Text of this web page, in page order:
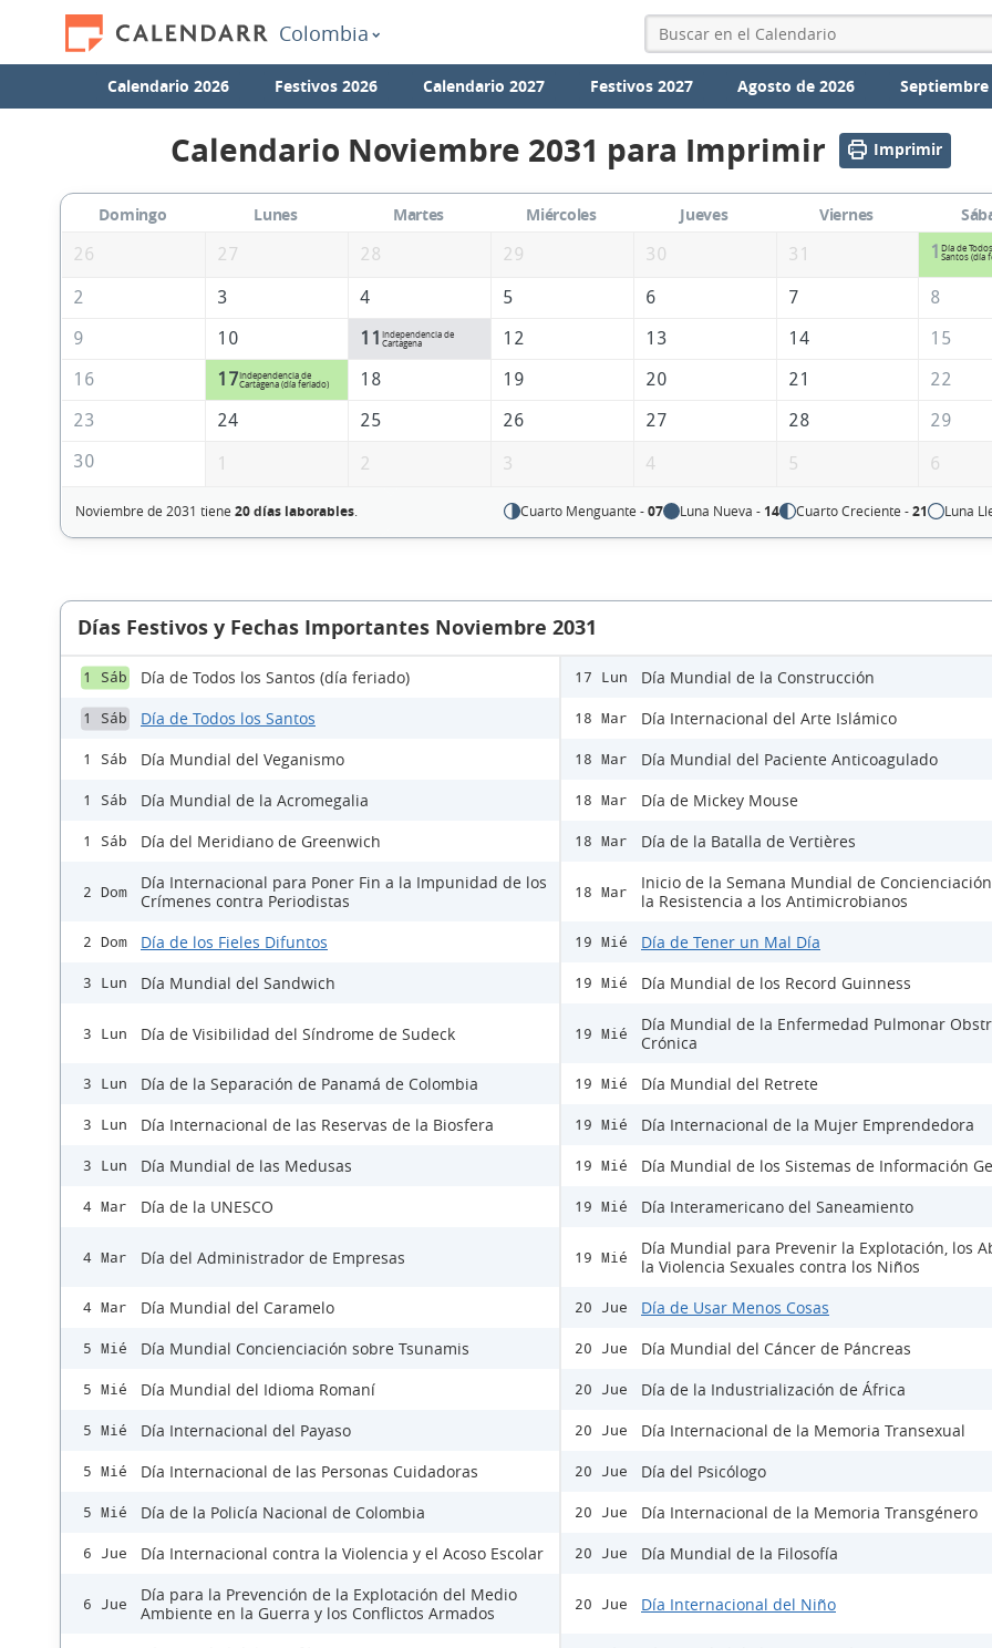
Colombia
Calendario 2026 Festivos 2026 Calendario 2027 Festivos 2027 Agosto de 2026 Septiembre
Calendario Noviembre 2031 para Imprimir Imprimir
Domingo Lunes Martes Miércoles Jueves Viernes
26
27 28 29 30 31 1 Día de
Santos (día
2 3 4 5 6 7
8
9
10 11 Independencia de
Cartagena
12 13 14
15
16
17Independencia de
Cartagena (día feriado)
18 19 20 21
22
23
24 25 26 27 28
29
30
1 2 3 4 5 6
Noviembre de 2031 tiene 20 días laborables. Cuarto Menguante -07 Luna Nueva - 14 Cuarto Creciente -21 Luna
Días Festivos y Fechas Importantes Noviembre 2031
1 Sáb Día de Todos los Santos (día feriado)
1 Sáb Día de Todos los Santos
1 Sáb Día Mundial del Veganismo
1 Sáb Día Mundial de la Acromegalia
1 Sáb Día del Meridiano de Greenwich
2 Dom
Día Internacional para Poner Fin a la Impunidad de los
Crímenes contra Periodistas
2 Dom Día de los Fieles Difuntos
3 Lun Día Mundial del Sandwich
3 Lun Día de Visibilidad del Síndrome de Sudeck
3 Lun Día de la Separación de Panamá de Colombia
3 Lun Día Internacional de las Reservas de la Biosfera
3 Lun Día Mundial de las Medusas
4 Mar Día de la UNESCO
4 Mar Día del Administrador de Empresas
4 Mar Día Mundial del Caramelo
5 Mié Día Mundial Concienciación sobre Tsunamis
5 Mié Día Mundial del Idioma Romaní
5 Mié Día Internacional del Payaso
5 Mié Día Internacional de las Personas Cuidadoras
5 Mié Día de la Policía Nacional de Colombia
6 Jue Día Internacional contra la Violencia y el Acoso Escolar
6 Jue
Día para la Prevención de la Explotación del Medio
Ambiente en la Guerra y los Conflictos Armados
17 Lun Día Mundial de la Construcción
18 Mar Día Internacional del Arte Islámico
18 Mar Día Mundial del Paciente Anticoagulado
18 Mar Día de Mickey Mouse
18 Mar Día de la Batalla de Vertières
18 Mar
Inicio de la Semana Mundial de
la Resistencia a los Antimicrobianos
19 Mié Día de Tener un Mal Día
19 Mié Día Mundial de los Record Guinness
19 Mié
Día Mundial de la Enfermedad Pulmonar
Crónica
19 Mié Día Mundial del Retrete
19 Mié Día Internacional de la Mujer Emprendedora
19 Mié Día Mundial de los Sistemas de Información
19 Mié Día Interamericano del Saneamiento
19 Mié
Día Mundial para Prevenir la Explotación, los
la Violencia Sexuales contra los Niños
20 Jue Día de Usar Menos Cosas
20 Jue Día Mundial del Cáncer de Páncreas
20 Jue Día de la Industrialización de África
20 Jue Día Internacional de la Memoria Transexual
20 Jue Día del Psicólogo
20 Jue Día Internacional de la Memoria Transgénero
20 Jue Día Mundial de la Filosofía
20 Jue Día Internacional del Niño